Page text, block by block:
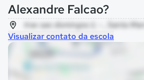
Alexandre Falcao?
trav sao domingos ii, - , Santa
Visualizar contato da escola